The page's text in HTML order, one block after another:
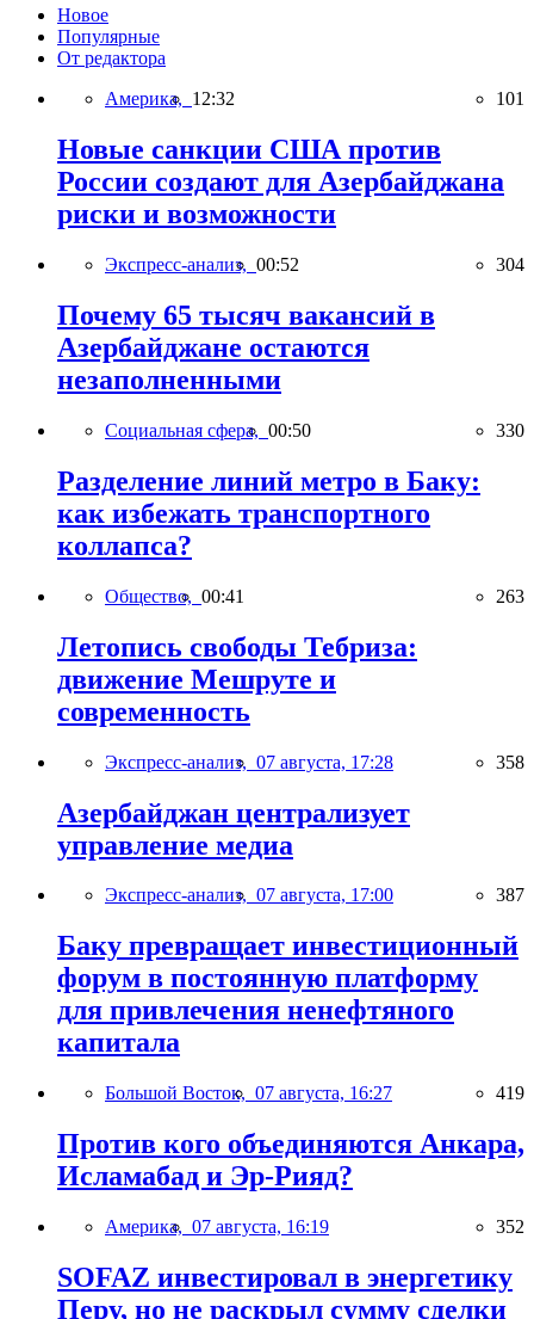
Новое
Популярные
От редактора
Америка, 12:32 101
Новые санкции США против
России создают для Азербайджана
риски и возможности
Экспресс-анализ, 00:52 304
Почему 65 тысяч вакансий в
Азербайджане остаются
незаполненными
Социальная сфера, 00:50 330
Разделение линий метро в Баку:
как избежать транспортного
коллапса?
Общество, 00:41 263
Летопись свободы Тебриза:
движение Мешруте и
современность
Экспресс-анализ, 07 августа, 17:28 358
Азербайджан централизует
управление медиа
Экспресс-анализ, 07 августа, 17:00 387
Баку превращает инвестиционный
форум в постоянную платформу
для привлечения ненефтяного
капитала
Большой Восток, 07 августа, 16:27 419
Против кого объединяются Анкара,
Исламабад и Эр-Рияд?
Америка, 07 августа, 16:19 352
SOFAZ инвестировал в энергетику
Перу, но не раскрыл сумму сделки